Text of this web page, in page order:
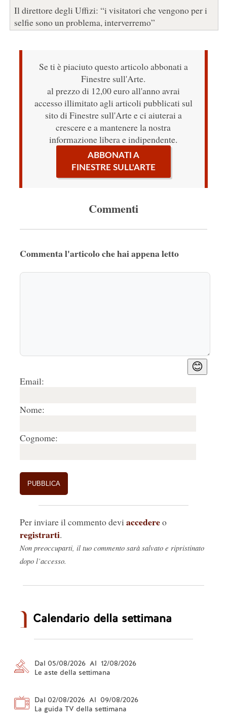
Il direttore degli Uffizi: “i visitatori che vengono per i
selfie sono un problema, interverremo”
Se ti è piaciuto questo articolo abbonati a
Finestre sull'Arte.
al prezzo di 12,00 euro all'anno avrai
accesso illimitato agli articoli pubblicati sul
sito di Finestre sull'Arte e ci aiuterai a
crescere e a mantenere la nostra
informazione libera e indipendente.
ABBONATI A
FINESTRE SULL'ARTE
Commenti
Commenta l'articolo che hai appena letto
😊
Email:
Nome:
Cognome:
Per inviare il commento devi accedereo
registrarti.
Non preoccuparti, il tuo commento sarà salvato e ripristinato
dopo l’accesso.
Calendario della settimana
Dal 05/08/2026 Al 12/08/2026
Le aste della settimana
Dal 02/08/2026 Al 09/08/2026
La guida TV della settimana